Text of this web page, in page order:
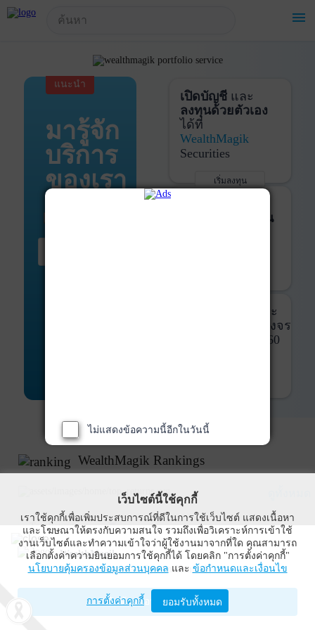
menu
แนะนำ
มารู้จัก
บริการ
ของเรา
เปิดบัญชีและ
ลงทุนด้วยตัวเอง
ได้ที่
WealthMagik
Securities
เริ่มลงทุน
ติดตามการลงทุน
และ
ที่ครบวงจร
360
WealthMagik Rankings
Top Returns
WealthMagik
Wealth Management System Limited
เปิดด้วยแอป WealthMagik
!-- Start Advertise -->
ไม่แสดงข้อความนี้อีกในวันนี้
เว็บไซต์นี้ใช้คุกกี้
เราใช้คุกกี้เพื่อเพิ่มประสบการณ์ที่ดีในการใช้เว็บไซต์ แสดงเนื้อหา
และโฆษณาให้ตรงกับความสนใจ รวมถึงเพื่อวิเคราะห์การเข้าใช้
งานเว็บไซต์และทำความเข้าใจว่าผู้ใช้งานมาจากที่ใด คุณสามารถ
เลือกตั้งค่าความยินยอมการใช้คุกกี้ได้ โดยคลิก "การตั้งค่าคุกกี้"
นโยบายคุ้มครองข้อมูลส่วนบุคคล และ ข้อกำหนดและเงื่อนไข
การตั้งค่าคุกกี้ ยอมรับทั้งหมด